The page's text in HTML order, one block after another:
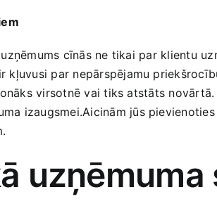
cīnās ne tikai par klientu
kļuvusi par nepārspējamu
virsotnē vai tiks atstāts
izaugsmei.Aicinām jūs